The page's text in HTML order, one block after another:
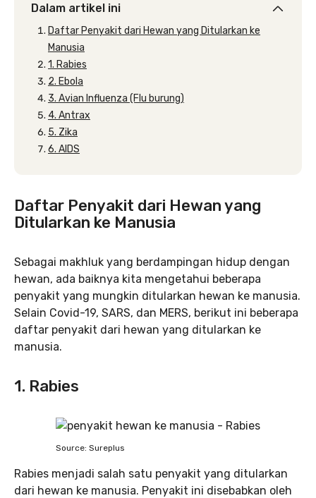
Dalam artikel ini
Daftar Penyakit dari Hewan yang Ditularkan ke
Manusia
1. Rabies
2. Ebola
3. Avian Influenza (Flu burung)
4. Antrax
5. Zika
6. AIDS
Daftar Penyakit dari Hewan yang
Ditularkan ke Manusia
Sebagai makhluk yang berdampingan hidup dengan
hewan, ada baiknya kita mengetahui beberapa
penyakit yang mungkin ditularkan hewan ke manusia.
Selain Covid-19, SARS, dan MERS, berikut ini beberapa
daftar penyakit dari hewan yang ditularkan ke
manusia.
1. Rabies
Source: Sureplus
Rabies menjadi salah satu penyakit yang ditularkan
dari hewan ke manusia. Penyakit ini disebabkan oleh